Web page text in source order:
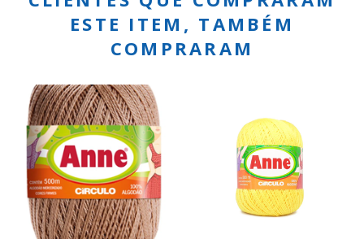
ESTE ITEM, TAMBÉM
COMPRARAM